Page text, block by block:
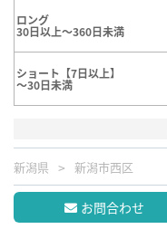
ロング
30日以上～360日未満
ショート【7日以上】
～30日未満
新潟県 新潟市西区
お問合わせ